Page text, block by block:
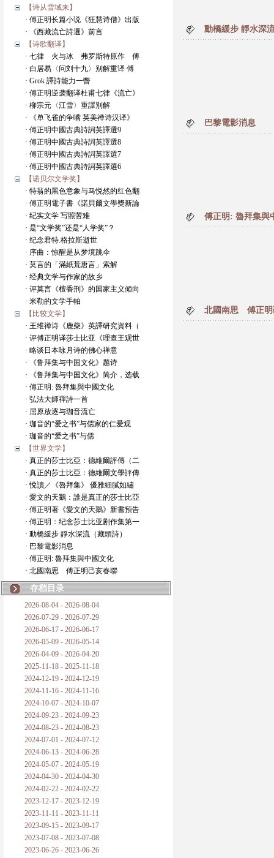
【诗从雪域来】
· 傅正明长篇小说《狂慧诗僧》出版
· 《西藏流亡詩選》前言
【诗歌翻译】
· 七律 火与冰 弗罗斯特原作 傅
· 白居易〈问刘十九〉别解重译 傅
· Grok 譯詩能力一瞥
· 傅正明逆袭翻译杜甫七律《流亡》
· 柳宗元〈江雪〉重譯別解
· 《单飞雀的争嘴 英美禅诗汉译》
· 傅正明中國古典詩詞英譯選9
· 傅正明中國古典詩詞英譯選8
· 傅正明中國古典詩詞英譯選7
· 傅正明中國古典詩詞英譯選6
【诺贝尔文学奖】
· 特翁的黑色意象与马悦然的红色翻
· 傅正明電子書《諾貝爾文學獎新論
· 纪实文学 写照苦难
· 是“文学奖”还是“人学奖”？
· 纪念君特.格拉斯逝世
· 序曲：惊醒是从梦境跳伞
· 莫言的「滿紙荒唐言」索解
· 经典文学与作家的故乡
· 评莫言《檀香刑》的国家主义倾向
· 米勒的文学手帕
【比较文学】
· 王维禅诗《鹿柴》英譯研究資料（
· 评傅正明译莎士比亚《理查王观世
· 略谈日本咏月诗的佛心禅意
· 《鲁拜集与中国文化》题诗
· 《鲁拜集与中国文化》简介，选载
· 傅正明: 魯拜集與中國文化
· 弘法大師禪詩一首
· 屈原放逐与珈音流亡
· 珈音的“爱之书”与儒家的仁爱观
· 珈音的“爱之书”与儒
【世界文学】
· 真正的莎士比亞：德維爾評傳（二
· 真正的莎士比亞：德維爾文學評傳
· 悅讀／《魯拜集》 優雅細膩如繡
· 愛文的天鵝：誰是真正的莎士比亞
· 傅正明著《愛文的天鵝》新書預告
· 傅正明：纪念莎士比亚剧作集第一
· 動橋緩步 靜水深流（藏頭詩）
· 巴黎電影消息
· 傅正明: 魯拜集與中國文化
· 北國南思 傅正明己亥春聯
存档目录
2026-08-04 - 2026-08-04
2026-07-29 - 2026-07-29
2026-06-17 - 2026-06-17
2026-05-09 - 2026-05-14
2026-04-09 - 2026-04-20
2025-11-18 - 2025-11-18
2024-12-19 - 2024-12-19
2024-11-16 - 2024-11-16
2024-10-07 - 2024-10-07
2024-09-23 - 2024-09-23
2024-08-23 - 2024-08-23
2024-07-01 - 2024-07-12
2024-06-13 - 2024-06-28
2024-05-07 - 2024-05-19
2024-04-30 - 2024-04-30
2024-02-22 - 2024-02-22
2023-12-17 - 2023-12-19
2023-11-11 - 2023-11-11
2023-09-15 - 2023-09-17
2023-07-08 - 2023-07-08
2023-06-26 - 2023-06-26
動橋緩步 靜水深
巴黎電影消息
傅正明: 魯拜集與
北國南思 傅正明